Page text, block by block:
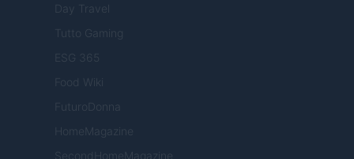
Day Travel
Tutto Gaming
ESG 365
Food Wiki
FuturoDonna
HomeMagazine
SecondHomeMagazine